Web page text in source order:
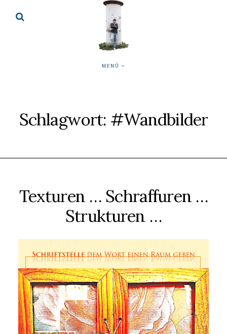
MENÜ
Schlagwort: #Wandbilder
Texturen … Schraffuren …
Strukturen …